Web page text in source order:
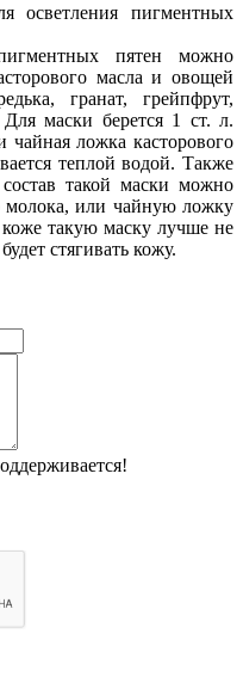
осветления пигментных
пятен можно
масла и овощей
гранат, грейпфрут,
маски берется 1 ст. л.
ложка касторового
теплой водой. Также
такой маски можно
молока, или чайную ложку
такую маску лучше не
стягивать кожу.